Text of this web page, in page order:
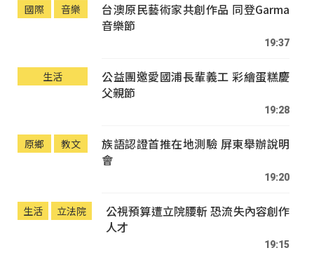
國際 音樂
台澳原民藝術家共創作品 同登Garma
音樂節
19:37
生活
公益團邀愛國浦長輩義工 彩繪蛋糕慶
父親節
19:28
原鄉 教文
族語認證首推在地測驗 屏東舉辦說明
會
19:20
生活 立法院
公視預算遭立院腰斬 恐流失內容創作
人才
19:15